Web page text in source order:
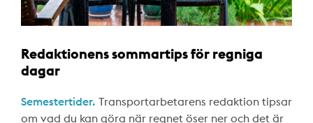
Redaktionens sommartips för regniga
dagar
Semestertider. Transportarbetarens redaktion tipsar
om vad du kan göra när regnet öser ner och det är